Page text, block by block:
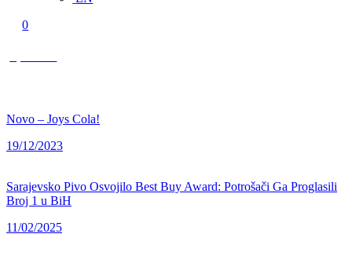
0
Novo – Joys Cola!
19/12/2023
Sarajevsko Pivo Osvojilo Best Buy Award: Potrošači Ga Proglasili
Broj 1 u BiH
11/02/2025